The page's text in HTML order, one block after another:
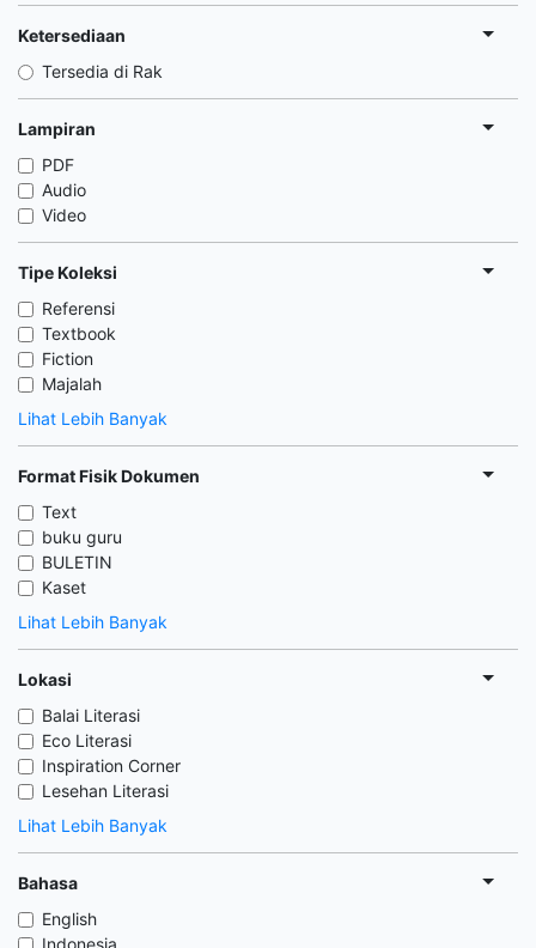
Ketersediaan
Tersedia di Rak
Lampiran
PDF
Audio
Video
Tipe Koleksi
Referensi
Textbook
Fiction
Majalah
Lihat Lebih Banyak
Format Fisik Dokumen
Text
buku guru
BULETIN
Kaset
Lihat Lebih Banyak
Lokasi
Balai Literasi
Eco Literasi
Inspiration Corner
Lesehan Literasi
Lihat Lebih Banyak
Bahasa
English
Indonesia